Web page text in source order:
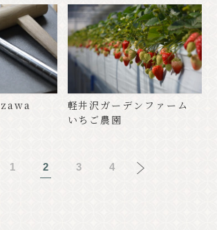
軽井沢ガーデンファーム
いちご農園
1 2 3 4